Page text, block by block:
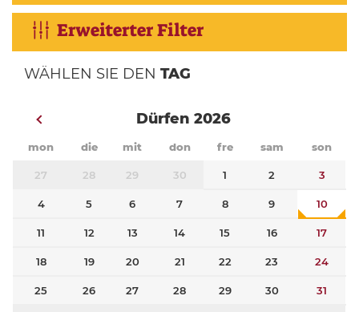
Erweiterter Filter
WÄHLEN SIE DEN TAG
Dürfen 2026
mon die mit don fre sam son
27 28 29 30 1 2 3
4 5 6 7 8 9 10
11 12 13 14 15 16 17
18 19 20 21 22 23 24
25 26 27 28 29 30 31